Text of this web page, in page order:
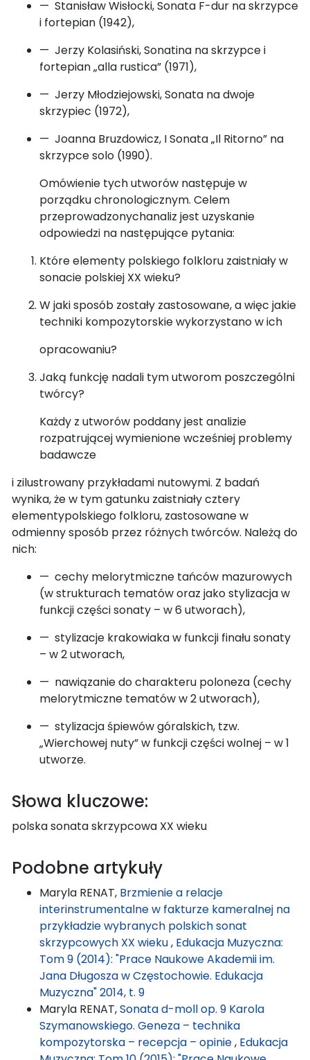
— Stanisław Wisłocki, Sonata F-dur na skrzypce
i fortepian (1942),
— Jerzy Kolasiński, Sonatina na skrzypce i
fortepian „alla rustica” (1971),
— Jerzy Młodziejowski, Sonata na dwoje
skrzypiec (1972),
— Joanna Bruzdowicz, I Sonata „Il Ritorno” na
skrzypce solo (1990).
Omówienie tych utworów następuje w
porządku chronologicznym. Celem
przeprowadzonychanaliz jest uzyskanie
odpowiedzi na następujące pytania:
Które elementy polskiego folkloru zaistniały w
sonacie polskiej XX wieku?
W jaki sposób zostały zastosowane, a więc jakie
techniki kompozytorskie wykorzystano w ich
opracowaniu?
Jaką funkcję nadali tym utworom poszczególni
twórcy?
Każdy z utworów poddany jest analizie
rozpatrującej wymienione wcześniej problemy
badawcze
i zilustrowany przykładami nutowymi. Z badań
wynika, że w tym gatunku zaistniały cztery
elementypolskiego folkloru, zastosowane w
odmienny sposób przez różnych twórców. Należą do
nich:
— cechy melorytmiczne tańców mazurowych
(w strukturach tematów oraz jako stylizacja w
funkcji części sonaty – w 6 utworach),
— stylizacje krakowiaka w funkcji finału sonaty
– w 2 utworach,
— nawiązanie do charakteru poloneza (cechy
melorytmiczne tematów w 2 utworach),
— stylizacja śpiewów góralskich, tzw.
„Wierchowej nuty” w funkcji części wolnej – w 1
utworze.
Słowa kluczowe:
polska sonata skrzypcowa XX wieku
Podobne artykuły
Maryla RENAT, Brzmienie a relacje
interinstrumentalne w fakturze kameralnej na
przykładzie wybranych polskich sonat
skrzypcowych XX wieku, Edukacja Muzyczna:
Tom 9 (2014): "Prace Naukowe Akademii im.
Jana Długosza w Częstochowie. Edukacja
Muzyczna" 2014, t. 9
Maryla RENAT,Sonata d-moll op. 9 Karola
Szymanowskiego. Geneza – technika
kompozytorska – recepcja – opinie, Edukacja